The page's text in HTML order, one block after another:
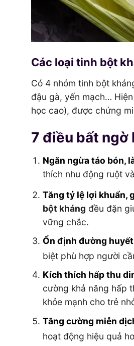
Các loại tinh bột
Có 4 nhóm tinh bột
đậu gà, yến mạch…
học cao), được chứng
7 điều bất ngờ
Ngăn ngừa táo bón,
thích nhu động ruột
Tăng tỷ lệ lợi khuẩn,
bột kháng đều đặn
vững chắc.
Ổn định đường
biệt phù hợp người
Kích thích hấp thu
cường khả năng hấp
khỏe mạnh cho trẻ
Tăng cường miễn
hoạt động hiệu quả